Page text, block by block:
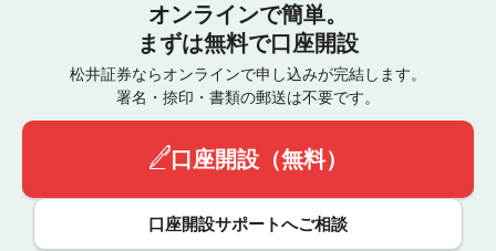
オンラインで簡単。
まずは無料で口座開設
松井証券ならオンラインで申し込みが完結します。
署名・捺印・書類の郵送は不要です。
口座開設（無料）
口座開設サポートへご相談